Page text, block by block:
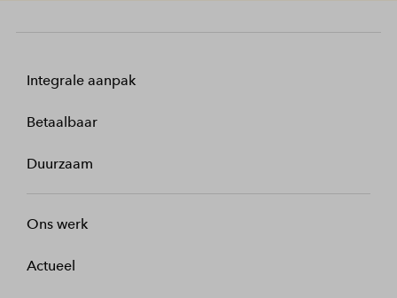
Integrale aanpak
Betaalbaar
Duurzaam
Ons werk
Actueel